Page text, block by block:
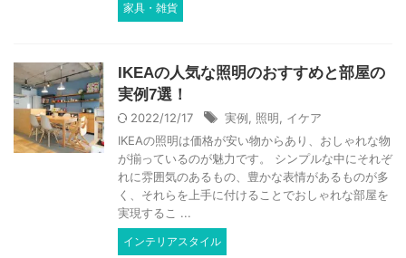
家具・雑貨
IKEAの人気な照明のおすすめと部屋の
実例7選！
2022/12/17 実例 照明
イケア
IKEAの照明は価格が安い物からあり、おしゃれな物
が揃っているのが魅力です。 シンプルな中にそれぞ
れに雰囲気のあるもの、豊かな表情があるものが多
く、それらを上手に付けることでおしゃれな部屋を
実現するこ ...
インテリアスタイル